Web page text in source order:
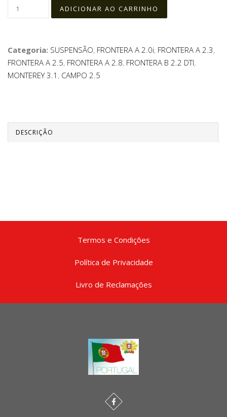
Categoria: SUSPENSÃO, FRONTERA A 2.0i, FRONTERA A 2.3,
FRONTERA A 2.5, FRONTERA A 2.8, FRONTERA B 2.2 DTI,
MONTEREY 3.1 , CAMPO 2.5
DESCRIÇÃO
Termos e Condições
Política de Privacidade
Livro de Reclamações